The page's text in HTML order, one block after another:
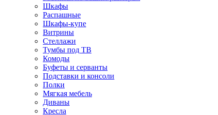
Шкафы
Распашные
Шкафы-купе
Витрины
Стеллажи
Тумбы под ТВ
Комоды
Буфеты и серванты
Подставки и консоли
Полки
Мягкая мебель
Диваны
Кресла